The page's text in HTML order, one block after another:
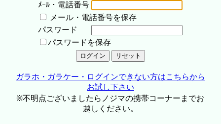
ﾒｰﾙ・電話番号
メール・電話番号を保存
パスワード
パスワードを保存
ガラホ・ガラケー・ログインできない方はこちらから
お試し下さい
※不明点ございましたらノジマの携帯コーナーまでお
越しください。